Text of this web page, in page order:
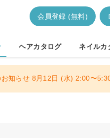
会員登録 (無料)
ヘアカタログ ネイルカ
知らせ 8月12日 (水) 2:00〜